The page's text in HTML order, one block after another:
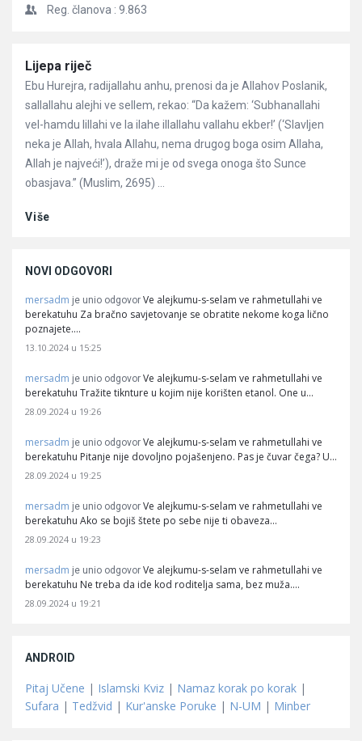
Reg. članova : 9.863
Članci
Lijepa riječ
Ebu Hurejra, radijallahu anhu, prenosi da je Allahov Poslanik,
sallallahu alejhi ve sellem, rekao: “Da kažem: ‘Subhanallahi
vel-hamdu lillahi ve la ilahe illallahu vallahu ekber!’ (‘Slavljen
neka je Allah, hvala Allahu, nema drugog boga osim Allaha,
Allah je najveći!’), draže mi je od svega onoga što Sunce
obasjava.” (Muslim, 2695) ...
Više
NOVI ODGOVORI
mersadm je unio odgovor Ve alejkumu-s-selam ve rahmetullahi ve
berekatuhu Za bračno savjetovanje se obratite nekome koga lično
poznajete.…
13.10.2024 u 15:25
mersadm je unio odgovor Ve alejkumu-s-selam ve rahmetullahi ve
berekatuhu Tražite tiknture u kojim nije korišten etanol. One u…
28.09.2024 u 19:26
mersadm je unio odgovor Ve alejkumu-s-selam ve rahmetullahi ve
berekatuhu Pitanje nije dovoljno pojašenjeno. Pas je čuvar čega? U…
28.09.2024 u 19:25
mersadm je unio odgovor Ve alejkumu-s-selam ve rahmetullahi ve
berekatuhu Ako se bojiš štete po sebe nije ti obaveza…
28.09.2024 u 19:23
mersadm je unio odgovor Ve alejkumu-s-selam ve rahmetullahi ve
berekatuhu Ne treba da ide kod roditelja sama, bez muža.…
28.09.2024 u 19:21
ANDROID
Pitaj Učene | Islamski Kviz | Namaz korak po korak |
Sufara | Tedžvid | Kur'anske Poruke | N-UM | Minber